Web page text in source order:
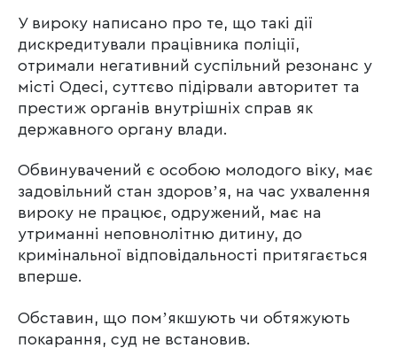
У вироку написано про те, що такі дії
дискредитували працівника поліції,
отримали негативний суспільний резонанс у
місті Одесі, суттєво підірвали авторитет та
престиж органів внутрішніх справ як
державного органу влади.
Обвинувачений є особою молодого віку, має
задовільний стан здоровʼя, на час ухвалення
вироку не працює, одружений, має на
утриманні неповнолітню дитину, до
кримінальної відповідальності притягається
вперше.
Обставин, що помʼякшують чи обтяжують
покарання, суд не встановив.